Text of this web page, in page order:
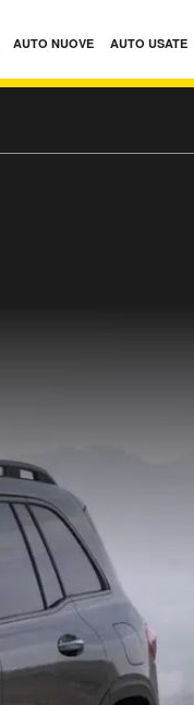
AUTO NUOVE AUTO USATE